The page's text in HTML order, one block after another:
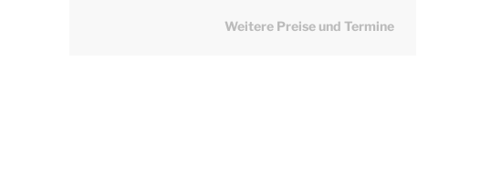
die
Weitere Preise und Termine